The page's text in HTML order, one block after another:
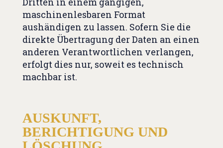
maschinenlesbaren Format
aushändigen zu lassen. Sofern Sie die
direkte Übertragung der Daten an einen
anderen Verantwortlichen verlangen,
erfolgt dies nur, soweit es technisch
machbar ist.
AUSKUNFT,
BERICHTIGUNG UND